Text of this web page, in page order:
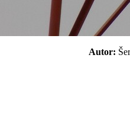
Autor: